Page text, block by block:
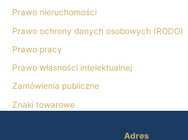
d
Prawo nieruchomości
Prawo ochrony danych osobowych (RODO)
Prawo pracy
Prawo własności intelektualnej
Zamówienia publiczne
Znaki towarowe
Adres